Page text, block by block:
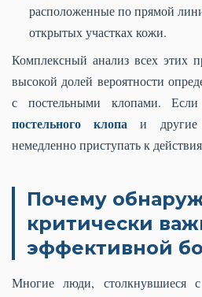
расположенные по прямой
открытых участках кожи.
Комплексный анализ всех этих
высокой долей вероятности
с постельными клопами.
постельного клопа и другие
немедленно приступать к
Почему
критически
эффективной
Многие люди, столкнувшиеся